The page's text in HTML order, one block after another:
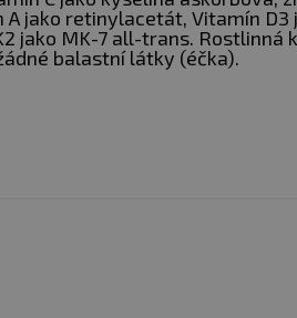
jako retinylacetát, Vitamín D3
jako MK-7 all-trans. Rostlinná
balastní látky (éčka).